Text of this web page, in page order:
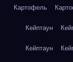
Картофель
Кейптаун
Кейптаун